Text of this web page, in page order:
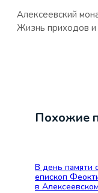
Алексеевский
Жизнь приходов и
Похожие
В день памяти
епископ
в